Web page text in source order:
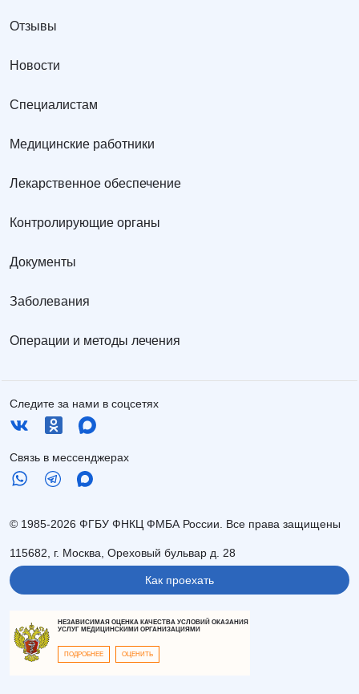
Отзывы
Новости
Специалистам
Медицинские работники
Лекарственное обеспечение
Контролирующие органы
Документы
Заболевания
Операции и методы лечения
Следите за нами в соцсетях
Связь в мессенджерах
© 1985-2026 ФГБУ ФНКЦ ФМБА России. Все права защищены
115682, г. Москва, Ореховый бульвар д. 28
Как проехать
НЕЗАВИСИМАЯ ОЦЕНКА КАЧЕСТВА УСЛОВИЙ ОКАЗАНИЯ
УСЛУГ МЕДИЦИНСКИМИ ОРГАНИЗАЦИЯМИ
ПОДРОБНЕЕ ОЦЕНИТЬ